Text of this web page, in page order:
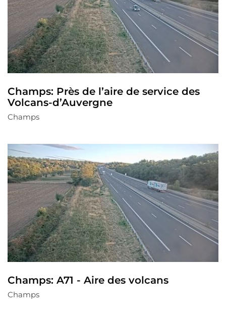
Champs: Près de l’aire de service des
Volcans-d’Auvergne
Champs
Champs: A71 - Aire des volcans
Champs